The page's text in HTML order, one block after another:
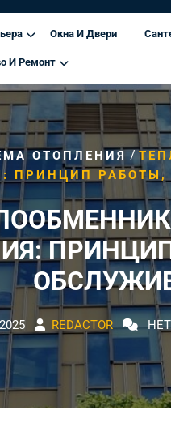
Окна И Двери
И Ремонт
ОТОПЛЕНИЯ /
ПРИНЦИП
REDACTOR